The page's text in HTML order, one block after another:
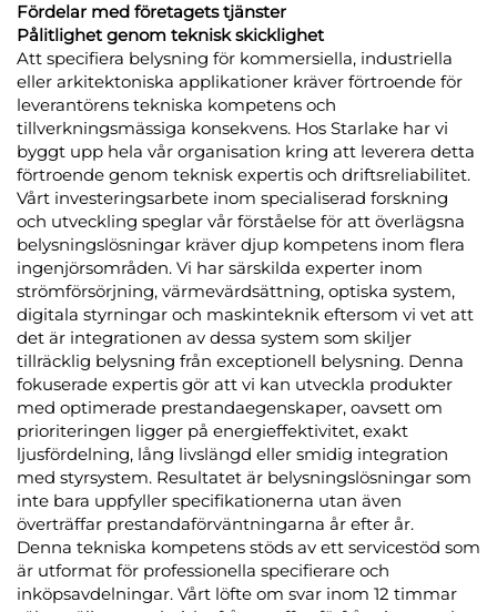
Fördelar med företagets tjänster
Pålitlighet genom teknisk skicklighet
Att specifiera belysning för kommersiella, industriella
eller arkitektoniska applikationer kräver förtroende för
leverantörens tekniska kompetens och
tillverkningsmässiga konsekvens. Hos Starlake har vi
byggt upp hela vår organisation kring att leverera detta
förtroende genom teknisk expertis och driftsreliabilitet.
Vårt investeringsarbete inom specialiserad forskning
och utveckling speglar vår förståelse för att överlägsna
belysningslösningar kräver djup kompetens inom flera
ingenjörsområden. Vi har särskilda experter inom
strömförsörjning, värmevärdsättning, optiska system,
digitala styrningar och maskinteknik eftersom vi vet att
det är integrationen av dessa system som skiljer
tillräcklig belysning från exceptionell belysning. Denna
fokuserade expertis gör att vi kan utveckla produkter
med optimerade prestandaegenskaper, oavsett om
prioriteringen ligger på energieffektivitet, exakt
ljusfördelning, lång livslängd eller smidig integration
med styrsystem. Resultatet är belysningslösningar som
inte bara uppfyller specifikationerna utan även
överträffar prestandaförväntningarna år efter år.
Denna tekniska kompetens stöds av ett servicestöd som
är utformat för professionella specifierare och
inköpsavdelningar. Vårt löfte om svar inom 12 timmar